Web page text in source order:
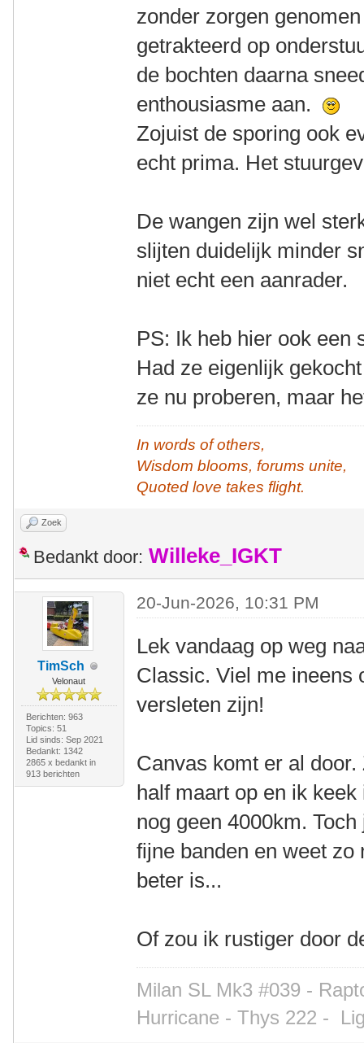
zonder zorgen
getrakteerd op
de bochten daarna
enthousiasme aan.
Zojuist de sporing ook
echt prima. Het
De wangen zijn wel
slijten duidelijk minder
niet echt een aanrader.
PS: Ik heb hier ook een
Had ze eigenlijk
ze nu proberen, maar
In words of others,
Wisdom blooms, forums unite,
Quoted love takes flight.
Zoek
Bedankt door: Willeke_IGKT
TimSch
Velonaut
Berichten: 963
Topics: 51
Lid sinds: Sep 2021
Bedankt: 1342
2865 x bedankt in
913 berichten
20-Jun-2026, 10:31 PM
Lek vandaag op weg
Classic. Viel me ineens
versleten zijn!
Canvas komt er al
half maart op en ik
nog geen 4000km.
fijne banden en weet
beter is...
Of zou ik rustiger door
Milan SL Mk3 #039 -
Hurricane - Thys 222 -